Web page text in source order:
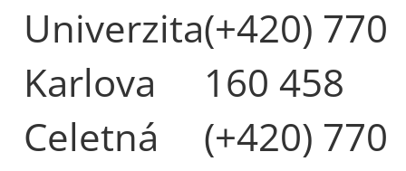
Univerzita
Karlova
Celetná
(+420) 770
160 458
(+420) 770